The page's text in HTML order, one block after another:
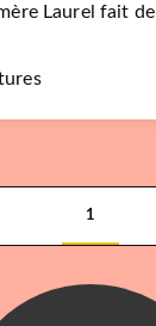
Laurel fait
1